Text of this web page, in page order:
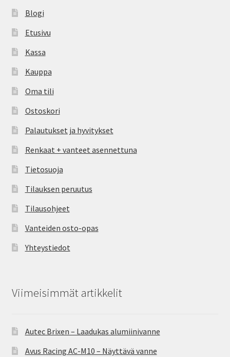
Blogi
Etusivu
Kassa
Kauppa
Oma tili
Ostoskori
Palautukset ja hyvitykset
Renkaat + vanteet asennettuna
Tietosuoja
Tilauksen peruutus
Tilausohjeet
Vanteiden osto-opas
Yhteystiedot
Viimeisimmät artikkelit
Autec Brixen – Laadukas alumiinivanne
Avus Racing AC-M10 – Näyttävä vanne